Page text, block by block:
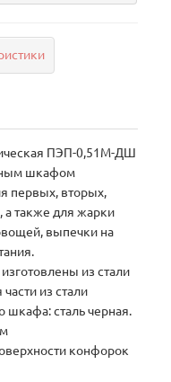
ПЭП-0,51М-ДШ
шкафом
первых, вторых,
а также для жарки
выпечки на
из стали
из стали
сталь черная.
конфорок